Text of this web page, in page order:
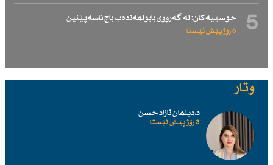
5 حوسییەكان: لە گەرووی بابولمەندەب باج ناسەپێنین
6 رۆژ پێش ئێستا
وتار
د.دیلمان ئازاد حسن
3 رۆژ پێش ئێستا